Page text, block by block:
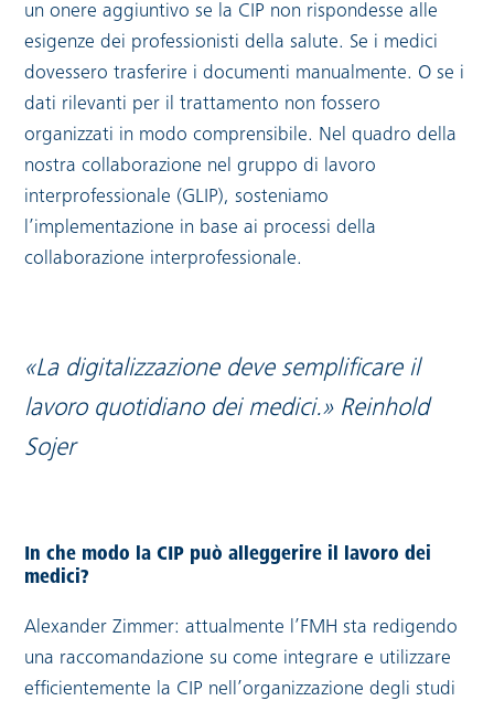
un onere aggiuntivo se la CIP non rispondesse alle
esigenze dei professionisti della salute. Se i medici
dovessero trasferire i documenti manualmente. O se i
dati rilevanti per il trattamento non fossero
organizzati in modo comprensibile. Nel quadro della
nostra collaborazione nel gruppo di lavoro
interprofessionale (GLIP), sosteniamo
l’implementazione in base ai processi della
collaborazione interprofessionale.
«La digitalizzazione deve semplificare il
lavoro quotidiano dei medici.» Reinhold
Sojer
In che modo la CIP può alleggerire il lavoro dei
medici?
Alexander Zimmer: attualmente l’FMH sta redigendo
una raccomandazione su come integrare e utilizzare
efficientemente la CIP nell’organizzazione degli studi